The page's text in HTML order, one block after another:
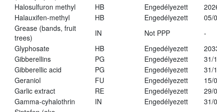
Halosulfuron methyl
HB Engedélyezett
Halauxifen-methyl
HB Engedélyezett
05/
Grease (bands, fruit
trees)
IN Not PPP
-
Glyphosate
HB Engedélyezett
Gibberellins
PG Engedélyezett
31/
Gibberellic acid
PG Engedélyezett
31/
Geraniol
FU Engedélyezett
15/
Garlic extract
RE Engedélyezett
29/
Gamma-cyhalothrin
IN Engedélyezett
31/